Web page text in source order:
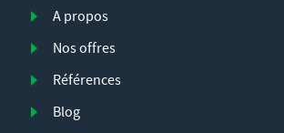
A propos
Nos offres
Références
Blog